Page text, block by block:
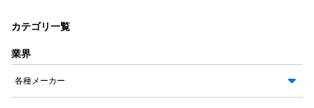
カテゴリ一覧
業界
各種メーカー